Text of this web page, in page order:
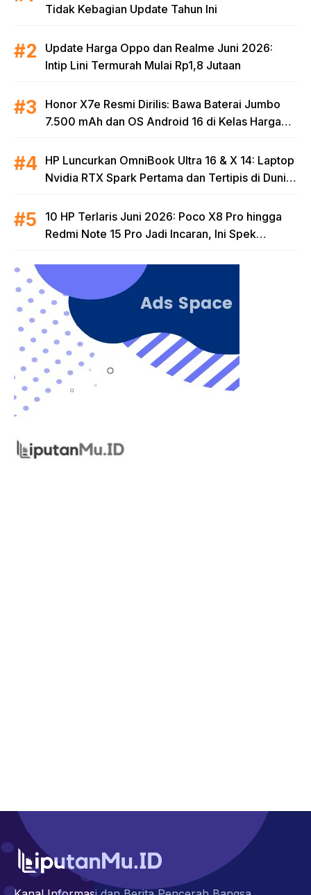
Tidak Kebagian Update Tahun Ini
Update Harga Oppo dan Realme Juni 2026:
Intip Lini Termurah Mulai Rp1,8 Jutaan
Honor X7e Resmi Dirilis: Bawa Baterai Jumbo
7.500 mAh dan OS Android 16 di Kelas Harga
HP Luncurkan OmniBook Ultra 16 & X 14: Laptop
Nvidia RTX Spark Pertama dan Tertipis di Dunia
10 HP Terlaris Juni 2026: Poco X8 Pro hingga
Redmi Note 15 Pro Jadi Incaran, Ini Spek